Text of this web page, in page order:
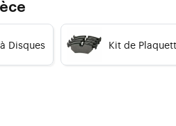
Disques Kit de